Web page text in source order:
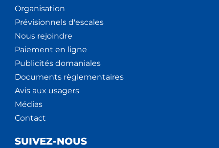
Organisation
Prévisionnels d'escales
Nous rejoindre
Paiement en ligne
Publicités domaniales
Documents règlementaires
Avis aux usagers
Médias
Contact
SUIVEZ-NOUS